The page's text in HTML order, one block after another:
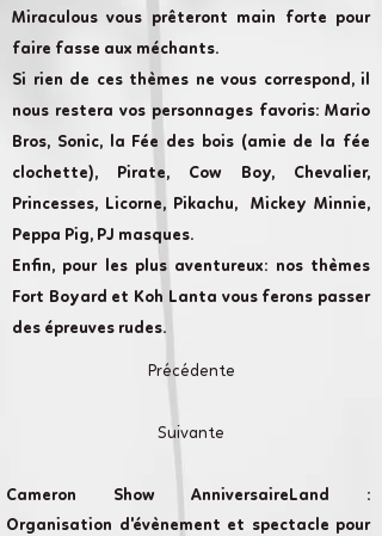
Miraculous vous prêteront main forte pour
faire fasse aux méchants.
Si rien de ces thèmes ne vous correspond, il
nous restera vos personnages favoris: Mario
Bros, Sonic, la Fée des bois (amie de la fée
clochette), Pirate, Cow Boy, Chevalier,
Princesses, Licorne, Pikachu, Mickey Minnie,
Peppa Pig, PJ masques.
Enfin, pour les plus aventureux: nos thèmes
Fort Boyard et Koh Lanta vous ferons passer
des épreuves rudes.
Précédente
Suivante
Cameron Show AnniversaireLand :
Organisation d'évènement et spectacle pour